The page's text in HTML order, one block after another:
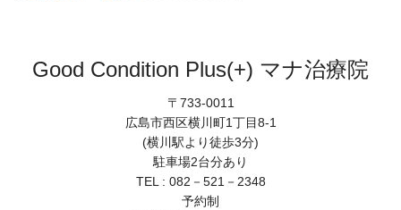
Good Condition Plus(+) マナ治療院
〒733-0011
広島市西区横川町1丁目8-1
(横川駅より徒歩3分)
駐車場2台分あり
TEL : 082－521－2348
予約制